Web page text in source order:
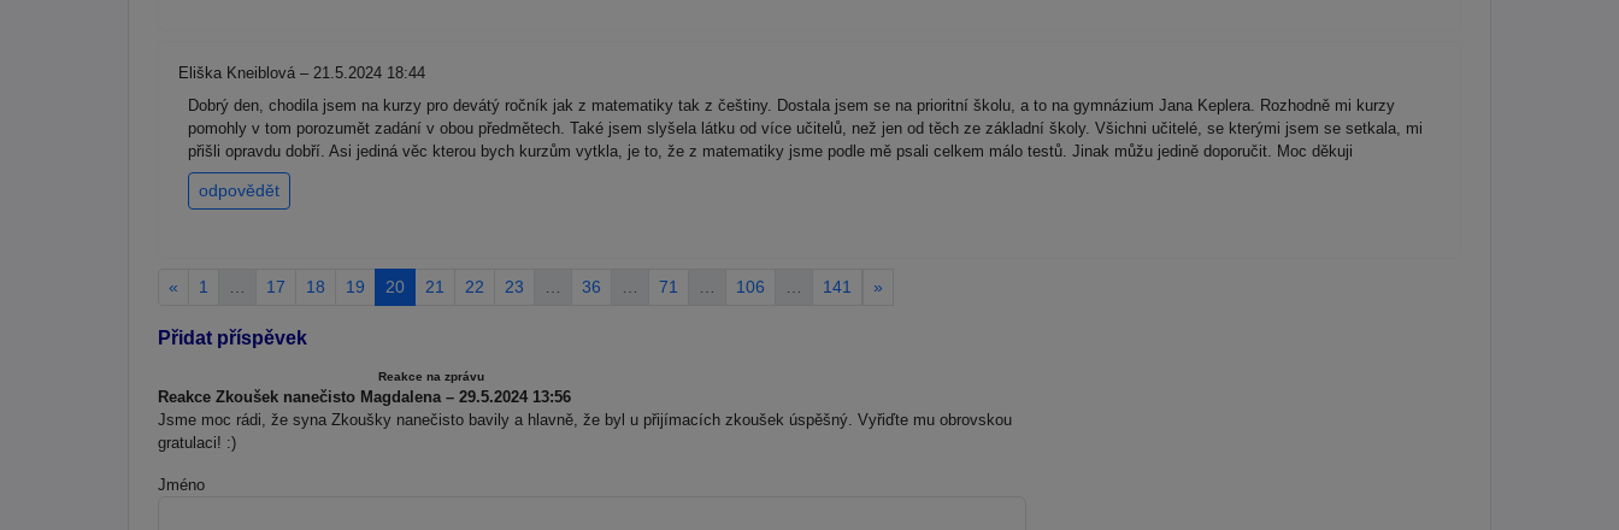
Eliška Kneiblová – 21.5.2024 18:44
Dobrý den, chodila jsem na kurzy pro devátý ročník jak z matematiky tak z češtiny. Dostala jsem se na prioritní školu, a to na gymnázium Jana Keplera. Rozhodně mi kurzy
pomohly v tom porozumět zadání v obou předmětech. Také jsem slyšela látku od více učitelů, než jen od těch ze základní školy. Všichni učitelé, se kterými jsem se setkala, mi
přišli opravdu dobří. Asi jediná věc kterou bych kurzům vytkla, je to, že z matematiky jsme podle mě psali celkem málo testů. Jinak můžu jedině doporučit. Moc děkuji
odpovědět
« 1 17 18 19 20 21 22 23 36 71 106 141 »
Přidat příspěvek
Reakce na zprávu
Reakce Zkoušek nanečisto Magdalena – 29.5.2024 13:56
Jsme moc rádi, že syna Zkoušky nanečisto bavily a hlavně, že byl u přijímacích zkoušek úspěšný. Vyřiďte mu obrovskou
gratulaci! :)
Jméno